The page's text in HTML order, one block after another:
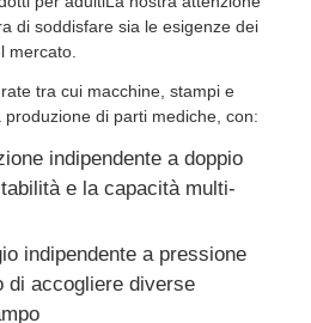
di soddisfare sia le esigenze dei
mercato.
tra cui macchine, stampi e
di parti mediche, con:
indipendente a doppio
e la capacità multi-
indipendente a pressione
di accogliere diverse